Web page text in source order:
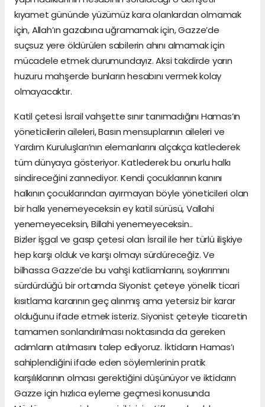
kıyamet gününde yüzümüz kara olanlardan olmamak
için, Allah’ın gazabına uğramamak için, Gazze’de
suçsuz yere öldürülen sabilerin ahını almamak için
mücadele etmek durumundayız. Aksi takdirde yarın
huzuru mahşerde bunların hesabını vermek kolay
olmayacaktır.
Katil çetesi İsrail vahşette sınır tanımadığını Hamas’ın
yöneticilerin aileleri, Basın mensuplarının aileleri ve
Yardım Kuruluşları’nın elemanlarını alçakça katlederek
tüm dünyaya gösteriyor. Katlederek bu onurlu halkı
sindireceğini zannediyor. Kendi çocuklarının kanını
halkının çocuklarından ayırmayan böyle yöneticileri olan
bir halkı yenemeyeceksin ey katil sürüsü, Vallahi
yenemeyeceksin, Billahi yenemeyeceksin..
Bizler işgal ve gasp çetesi olan İsrail ile her türlü ilişkiye
hep karşı olduk ve karşı olmayı sürdüreceğiz. Ve
bilhassa Gazze’de bu vahşi katliamlarını, soykırımını
sürdürdüğü bir ortamda Siyonist çeteye yönelik ticari
kısıtlama kararının geç alınmış ama yetersiz bir karar
olduğunu ifade etmek isteriz. Siyonist çeteyle ticaretin
tamamen sonlandırılması noktasında da gereken
adımların atılmasını talep ediyoruz. İktidarın Hamas’ı
sahiplendiğini ifade eden söylemlerinin pratik
karşılıklarının olması gerektiğini düşünüyor ve iktidarın
Gazze için hızlıca eyleme geçmesi konusunda